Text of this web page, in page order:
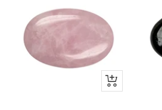
IN
DEN